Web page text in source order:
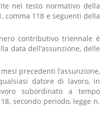
nel testo normativo della
comma 118 e seguenti della
contributivo triennale è
data dell’assunzione, delle
precedenti l’assunzione,
datore di lavoro, in
subordinato a tempo
secondo periodo, legge n.